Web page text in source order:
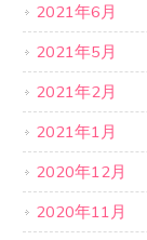
2021年6月
2021年5月
2021年2月
2021年1月
2020年12月
2020年11月